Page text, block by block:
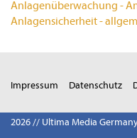
Anlagenüberwachung -
Anlagensicherheit -
Impressum Datenschutz
2026 // Ultima Media